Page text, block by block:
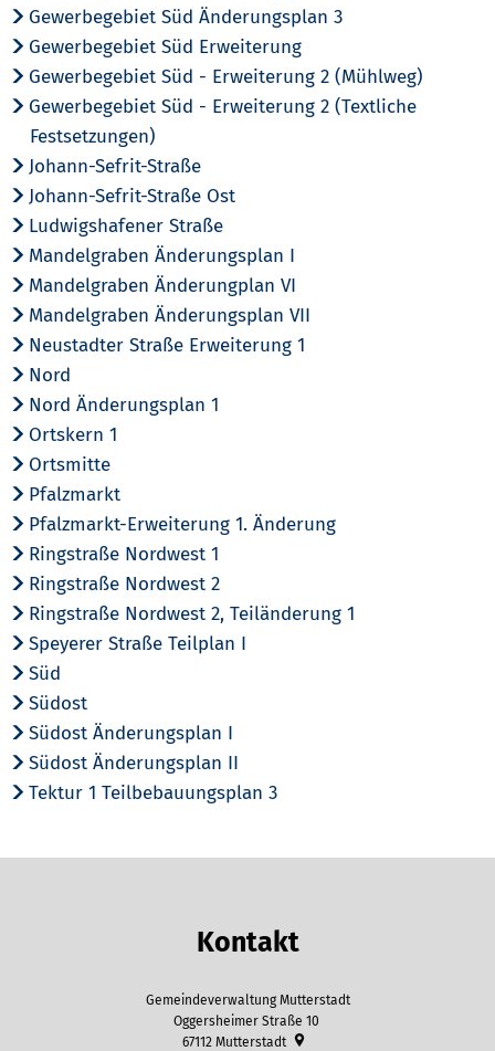
Gewerbegebiet Süd Änderungsplan 3
Gewerbegebiet Süd Erweiterung
Gewerbegebiet Süd - Erweiterung 2 (Mühlweg)
Gewerbegebiet Süd - Erweiterung 2 (Textliche
Festsetzungen)
Johann-Sefrit-Straße
Johann-Sefrit-Straße Ost
Ludwigshafener Straße
Mandelgraben Änderungsplan I
Mandelgraben Änderungplan VI
Mandelgraben Änderungsplan VII
Neustadter Straße Erweiterung 1
Nord
Nord Änderungsplan 1
Ortskern 1
Ortsmitte
Pfalzmarkt
Pfalzmarkt-Erweiterung 1. Änderung
Ringstraße Nordwest 1
Ringstraße Nordwest 2
Ringstraße Nordwest 2, Teiländerung 1
Speyerer Straße Teilplan I
Süd
Südost
Südost Änderungsplan I
Südost Änderungsplan II
Tektur 1 Teilbebauungsplan 3
Kontakt
Gemeindeverwaltung Mutterstadt
Oggersheimer Straße 10
67112 Mutterstadt